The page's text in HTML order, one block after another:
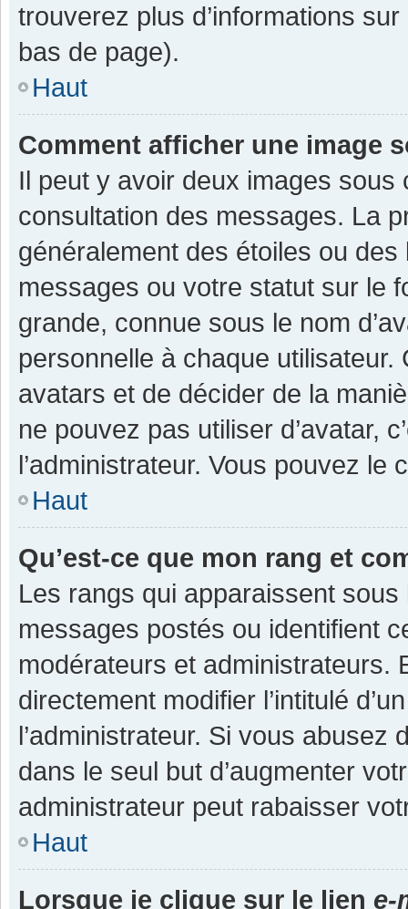
trouverez plus d’informations
bas de page).
Haut
Comment afficher une image
Il peut y avoir deux images sous
consultation des messages. La
généralement des étoiles ou
messages ou votre statut sur le
grande, connue sous le nom
personnelle à chaque utilisateur.
avatars et de décider de la
ne pouvez pas utiliser d’avatar,
l’administrateur. Vous pouvez
Haut
Qu’est-ce que mon rang et
Les rangs qui apparaissent
messages postés ou identifient
modérateurs et administrateurs.
directement modifier l’intitulé
l’administrateur. Si vous
dans le seul but d’augmenter
administrateur peut rabaisser
Haut
Lorsque je clique sur le lien e-